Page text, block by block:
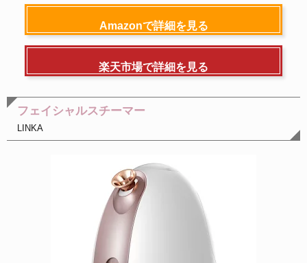
Amazonで詳細を見る
楽天市場で詳細を見る
フェイシャルスチーマー
LINKA